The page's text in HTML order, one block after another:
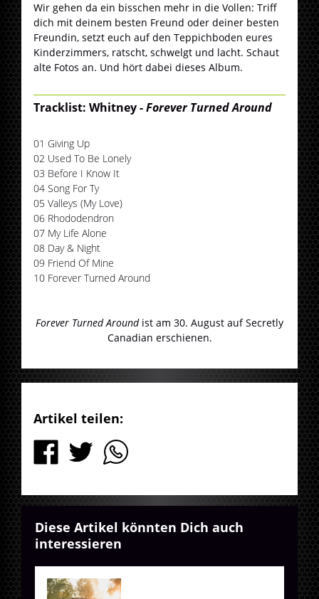
Wir gehen da ein bisschen mehr in die Vollen: Triff
dich mit deinem besten Freund oder deiner besten
Freundin, setzt euch auf den Teppichboden eures
Kinderzimmers, ratscht, schwelgt und lacht. Schaut
alte Fotos an. Und hört dabei dieses Album.
Tracklist: Whitney -Forever Turned Around
01 Giving Up
02 Used To Be Lonely
03 Before I Know It
04 Song For Ty
05 Valleys (My Love)
06 Rhododendron
07 My Life Alone
08 Day & Night
09 Friend Of Mine
10 Forever Turned Around
Forever Turned Aroundist am 30. August auf Secretly
Canadian erschienen.
Artikel teilen:
Diese Artikel könnten Dich auch
interessieren